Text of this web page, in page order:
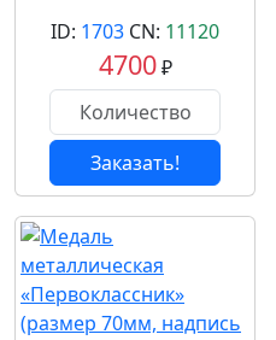
ID: 1703 CN: 11120
4700₽
Заказать!